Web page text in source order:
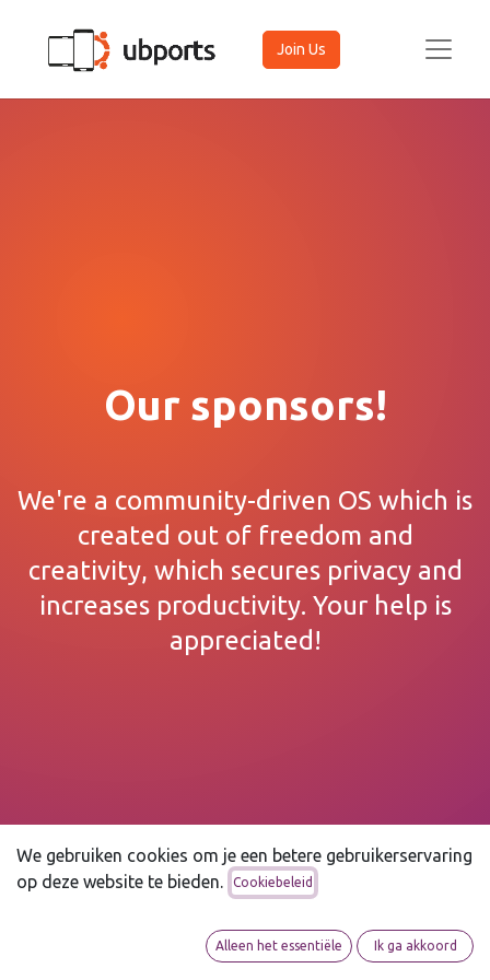
Join Us
Our sponsors!
We're a community-driven OS which is
created out of freedom and
creativity, which secures privacy and
increases productivity. Your help is
appreciated!
We gebruiken cookies om je een betere gebruikerservaring
op deze website te bieden.
Cookiebeleid
Alleen het essentiële Ik ga akkoord